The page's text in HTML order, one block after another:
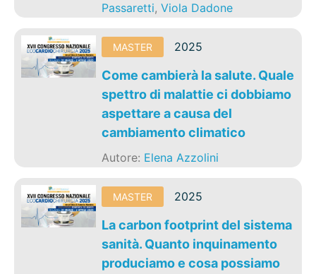
Passaretti,Viola Dadone
MASTER 2025
Come cambierà la salute. Quale
spettro di malattie ci dobbiamo
aspettare a causa del
cambiamento climatico
Autore: Elena Azzolini
MASTER 2025
La carbon footprint del sistema
sanità. Quanto inquinamento
produciamo e cosa possiamo